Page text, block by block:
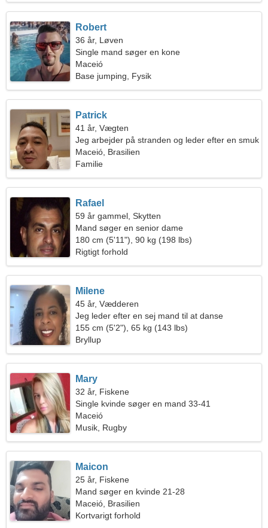
Robert
36 år, Løven
Single mand søger en kone
Maceió
Base jumping, Fysik
Patrick
41 år, Vægten
Jeg arbejder på stranden og leder efter en smuk
kvinde
Maceió, Brasilien
Familie
Rafael
59 år gammel, Skytten
Mand søger en senior dame
180 cm (5'11"), 90 kg (198 lbs)
Rigtigt forhold
Milene
45 år, Vædderen
Jeg leder efter en sej mand til at danse
155 cm (5'2"), 65 kg (143 lbs)
Bryllup
Mary
32 år, Fiskene
Single kvinde søger en mand 33-41
Maceió
Musik, Rugby
Maicon
25 år, Fiskene
Mand søger en kvinde 21-28
Maceió, Brasilien
Kortvarigt forhold